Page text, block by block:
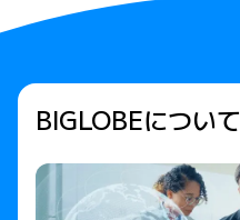
BIGLOBEについて